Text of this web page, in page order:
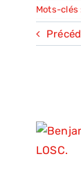
Mots-clés